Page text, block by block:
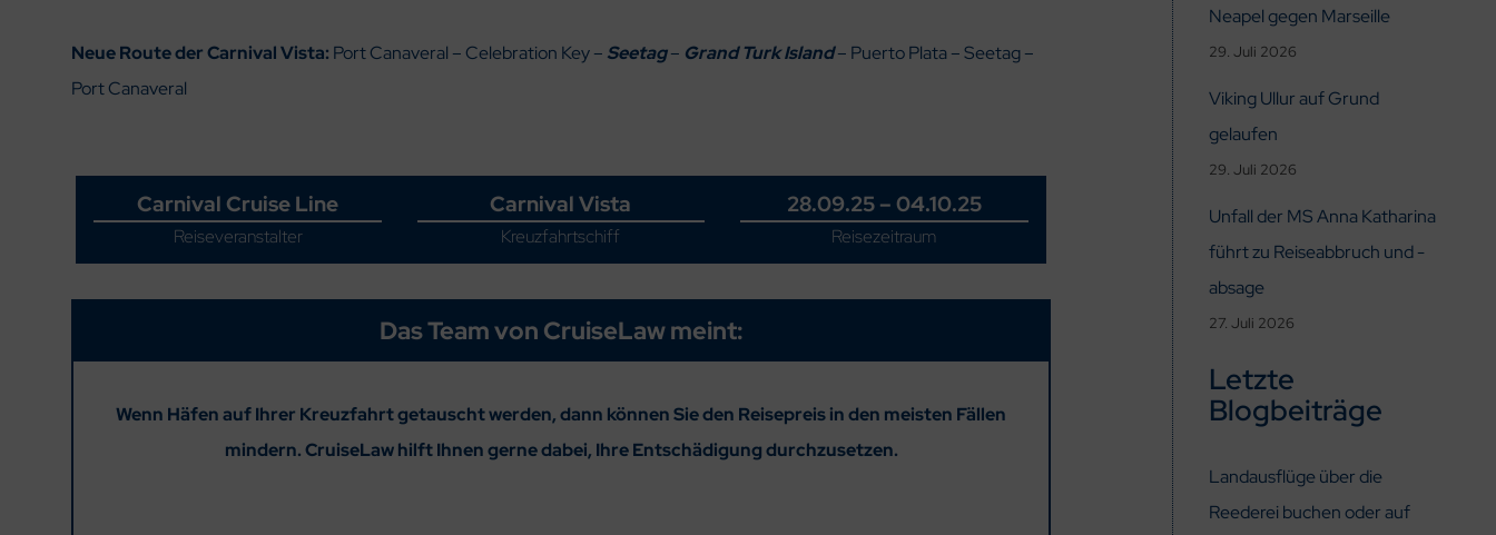
Neue Route der Carnival Vista: Port Canaveral – Celebration Key – Seetag– Grand Turk Island– Puerto Plata – Seetag –
Port Canaveral
Carnival Cruise Line
Reiseveranstalter
Carnival Vista
Kreuzfahrtschiff
28.09.25 – 04.10.25
Reisezeitraum
Das Team von CruiseLaw meint:
Wenn Häfen auf Ihrer Kreuzfahrt getauscht werden, dann können Sie den Reisepreis in den meisten Fällen
mindern. CruiseLaw hilft Ihnen gerne dabei, Ihre Entschädigung durchzusetzen.
Neapel gegen Marseille
29. Juli 2026
Viking Ullur auf Grund
gelaufen
29. Juli 2026
Unfall der MS Anna Katharina
führt zu Reiseabbruch und -
absage
27. Juli 2026
Letzte
Blogbeiträge
Landausflüge über die
Reederei buchen oder auf